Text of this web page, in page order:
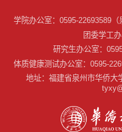
学院办公室：0595-22693589（
团委学工
研究生办公室：
体质健康测试办公室：0595-
地址：福建省泉州市华侨大